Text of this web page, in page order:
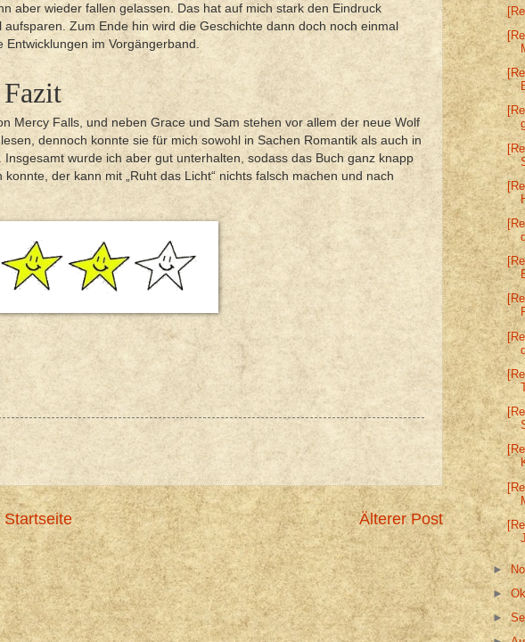
aber wieder fallen gelassen. Das hat auf mich stark den Eindruck
Zum Ende hin wird die Geschichte dann doch noch einmal
im Vorgängerband.
Fazit
Mercy Falls, und neben Grace und Sam stehen vor allem der neue Wolf
dennoch konnte sie für mich sowohl in Sachen Romantik als auch in
wurde ich aber gut unterhalten, sodass das Buch ganz knapp
der kann mit „Ruht das Licht“ nichts falsch machen und nach
Älterer Post
Startseite
►
►
►